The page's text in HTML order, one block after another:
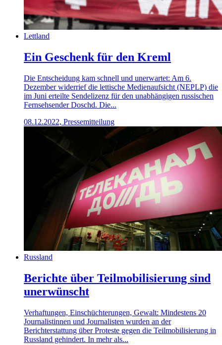
Lettland
Ein Geschenk für den Kreml
Die Entscheidung kam schnell und unerwartet: Am 6.
Dezember widerrief die lettische Medienaufsicht (NEPLP) die
im Juni erteilte Sendelizenz für den unabhängigen russischen
Fernsehsender Doschd. Die...
08.12.2022, Pressemitteilung
Russland
Berichte über Teilmobilisierung sind
unerwünscht
Verhaftungen, Einschüchterungen, Gewalt: Mindestens 20
Journalistinnen und Journalisten wurden an der
Berichterstattung über Proteste gegen die Teilmobilisierung in
Russland gehindert. In mehr als...